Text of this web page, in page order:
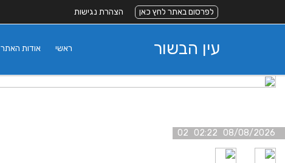
לפרסום באתר לחץ כאן הצהרת נגישות
עין הבשור אודות האתר ראשי
08/08/2026 02:22 02